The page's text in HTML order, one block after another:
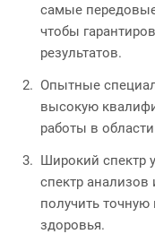
самые
чтобы
результатов.
Опытные
высокую
работы в
Широкий спектр
спектр анализов
получить
здоровья.